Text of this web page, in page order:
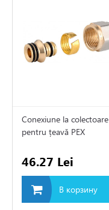
насосы
для систем
Conexiune la colectoare
pentru țeavă PEX
46.27 Lei
В корзину